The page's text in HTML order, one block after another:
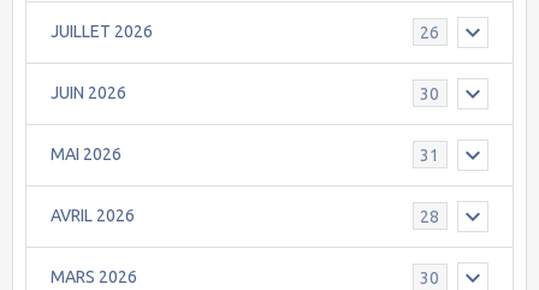
JUILLET 2026 26
JUIN 2026 30
MAI 2026 31
AVRIL 2026 28
MARS 2026 30